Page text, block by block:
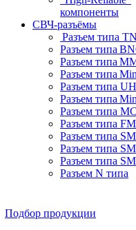
компоненты
СВЧ-разъёмы
Разъем типа
Разъем типа
Разъем типа
Разъем типа
Разъем типа
Разъем типа
Разъем типа
Разъем типа
Разъем типа
Разъем типа
Разъем типа
Разъем N типа
Подбор продукции